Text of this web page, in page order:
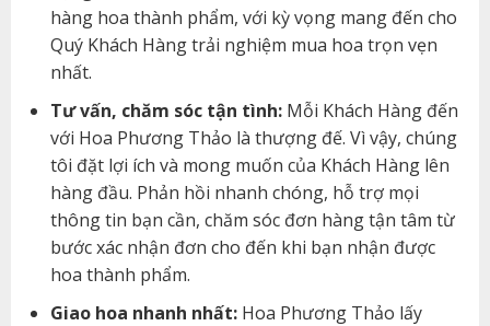
hàng hoa thành phẩm, với kỳ vọng mang đến cho
Quý Khách Hàng trải nghiệm mua hoa trọn vẹn
nhất.
Tư vấn, chăm sóc tận tình:Mỗi Khách Hàng đến
với Hoa Phương Thảo là thượng đế. Vì vậy, chúng
tôi đặt lợi ích và mong muốn của Khách Hàng lên
hàng đầu. Phản hồi nhanh chóng, hỗ trợ mọi
thông tin bạn cần, chăm sóc đơn hàng tận tâm từ
bước xác nhận đơn cho đến khi bạn nhận được
hoa thành phẩm.
Giao hoa nhanh nhất:Hoa Phương Thảo lấy